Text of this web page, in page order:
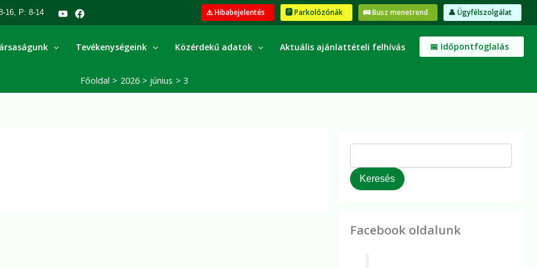
16, P: 8-14 ⚠️ Hibabejelentés 🅿️ Parkolózónák 🚌 Busz menetrend 👤 Ügyfélszolgálat
Tevékenységeink Közérdekű adatok Aktuális ajánlattételi felhívás 📅 Időpontfoglalás
Főoldal 2026 június 3
K
s
Keresés
Facebook oldalunk